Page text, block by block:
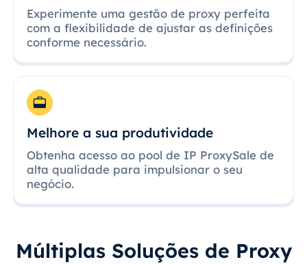
Experimente uma gestão de proxy perfeita
com a flexibilidade de ajustar as definições
conforme necessário.
Melhore a sua produtividade
Obtenha acesso ao pool de IP ProxySale de
alta qualidade para impulsionar o seu
negócio.
Múltiplas Soluções de Proxy